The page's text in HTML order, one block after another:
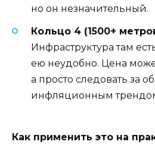
но он незначительный.
Кольцо 4 (1500+
Инфраструктура там
ею неудобно. Цена
а просто следовать за
инфляционным
Как применить это на